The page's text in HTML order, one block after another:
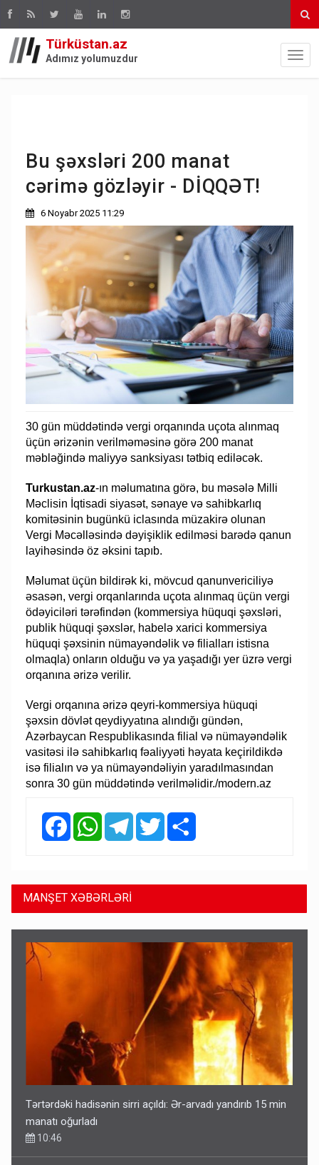
Türküstan.az
Adımız yolumuzdur
Bu şəxsləri 200 manat
cərimə gözləyir - DİQQƏT!
6 Noyabr 2025 11:29
30 gün müddətində vergi orqanında uçota alınmaq
üçün ərizənin verilməməsinə görə 200 manat
məbləğində maliyyə sanksiyası tətbiq ediləcək.
Turkustan.az-ın məlumatına görə, bu məsələ Milli
Məclisin İqtisadi siyasət, sənaye və sahibkarlıq
komitəsinin bugünkü iclasında müzakirə olunan
Vergi Məcəlləsində dəyişiklik edilməsi barədə qanun
layihəsində öz əksini tapıb.
Məlumat üçün bildirək ki, mövcud qanunvericiliyə
əsasən, vergi orqanlarında uçota alınmaq üçün vergi
ödəyiciləri tərəfindən (kommersiya hüquqi şəxsləri,
publik hüquqi şəxslər, habelə xarici kommersiya
hüquqi şəxsinin nümayəndəlik və filialları istisna
olmaqla) onların olduğu və ya yaşadığı yer üzrə vergi
orqanına ərizə verilir.
Vergi orqanına ərizə qeyri-kommersiya hüquqi
şəxsin dövlət qeydiyyatına alındığı gündən,
Azərbaycan Respublikasında filial və nümayəndəlik
vasitəsi ilə sahibkarlıq fəaliyyəti həyata keçirildikdə
isə filialın və ya nümayəndəliyin yaradılmasından
sonra 30 gün müddətində verilməlidir./modern.az
FacebookWhatsAppTelegramTwitter
MANŞET XƏBƏRLƏRİ
Tərtərdəki hadisənin sirri açıldı: Ər-arvadı yandırıb 15 min
manatı oğurladı
10:46